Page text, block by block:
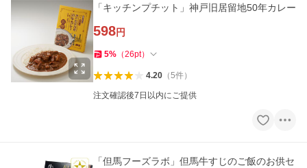
「キッチンプチット」神戸旧居留地50年カレー
598円
5% （26pt）
4.20（5件）
注文確認後7日以内にご提供
「但馬フーズラボ」但馬牛すじのご飯のお供セ